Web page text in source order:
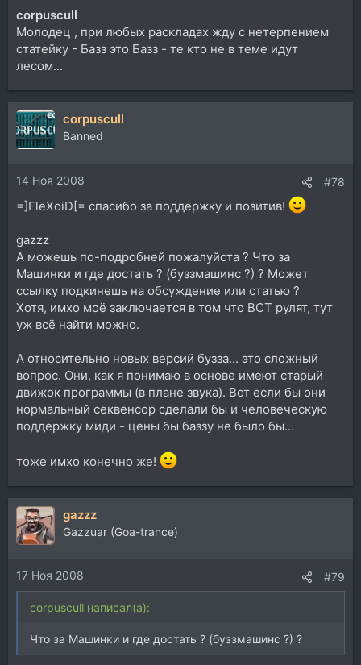
corpuscull
Молодец , при любых раскладах жду с нетерпением
статейку - Базз это Базз - те кто не в теме идут
лесом...
corpuscull
Banned
14 Ноя 2008 #78
=]FleXoiD[= спасибо за поддержку и позитив!
gazzz
А можешь по-подробней пожалуйста ? Что за
Машинки и где достать ? (буззмашинс ?) ? Может
ссылку подкинешь на обсуждение или статью ?
Хотя, имхо моё заключается в том что ВСТ рулят, тут
уж всё найти можно.
А относительно новых версий бузза... это сложный
вопрос. Они, как я понимаю в основе имеют старый
движок программы (в плане звука). Вот если бы они
нормальный секвенсор сделали бы и человеческую
поддержку миди - цены бы баззу не было бы...
тоже имхо конечно же!
gazzz
Gazzuar (Goa-trance)
17 Ноя 2008 #79
corpuscull написал(а):
Что за Машинки и где достать ? (буззмашинс ?) ?